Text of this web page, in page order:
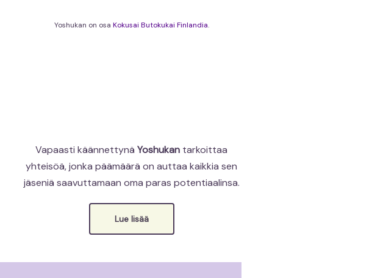
Yoshukan on osa Kokusai Butokukai Finlandia.
Vapaasti käännettynäYoshukan tarkoittaa
yhteisöä, jonka päämäärä on auttaa kaikkia sen
jäseniä saavuttamaan oma paras potentiaalinsa.
Lue lisää